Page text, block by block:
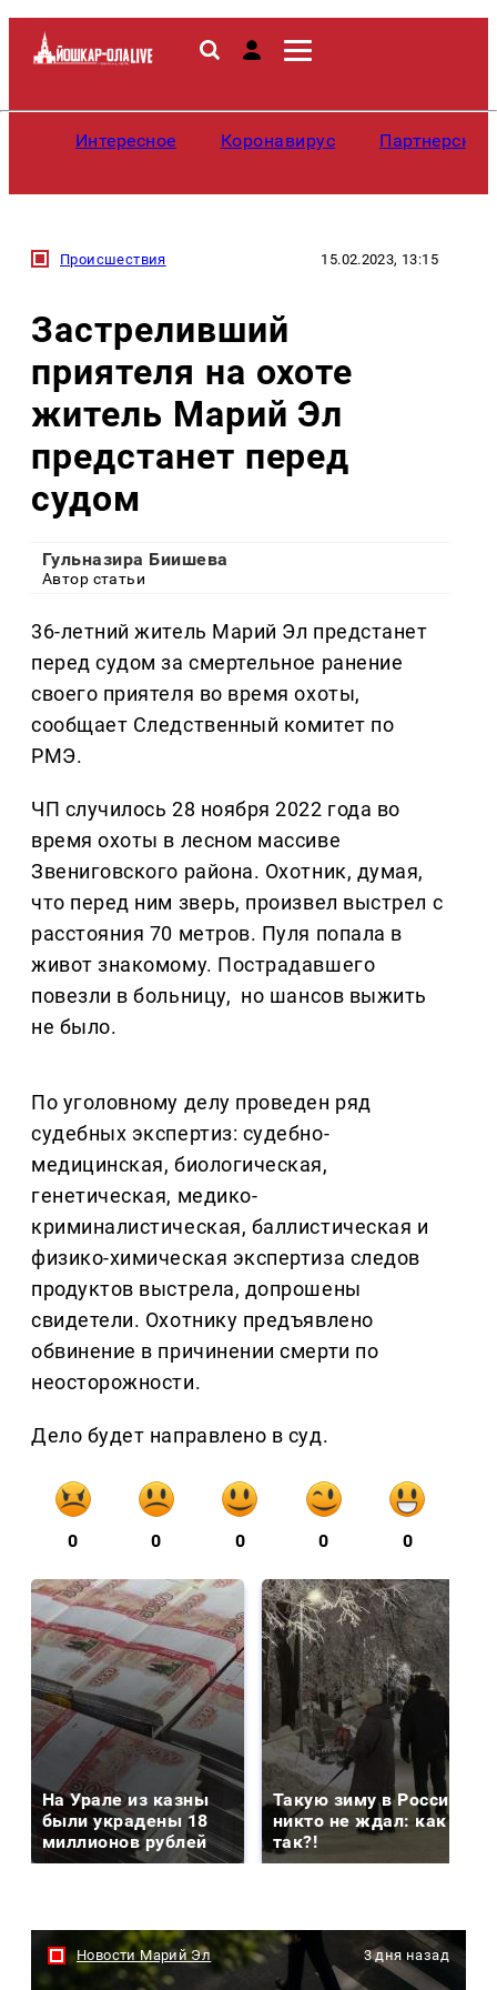
Интересное Коронавирус
Происшествия 15.02.2023, 13:15
Застреливший
приятеля на охоте
житель Марий Эл
предстанет перед
судом
Гульназира Биишева
Автор статьи
36-летний житель Марий Эл предстанет
перед судом за смертельное ранение
своего приятеля во время охоты,
сообщает Следственный комитет по
РМЭ.
ЧП случилось 28 ноября 2022 года во
время охоты в лесном массиве
Звениговского района. Охотник, думая,
что перед ним зверь, произвел выстрел с
расстояния 70 метров. Пуля попала в
живот знакомому. Пострадавшего
повезли в больницу, но шансов выжить
не было.
По уголовному делу проведен ряд
судебных экспертиз: судебно-
медицинская, биологическая,
генетическая, медико-
криминалистическая, баллистическая и
физико-химическая экспертиза следов
продуктов выстрела, допрошены
свидетели. Охотнику предъявлено
обвинение в причинении смерти по
неосторожности.
Дело будет направлено в суд.
0 0 0 0 0
На Урале из казны
были украдены 18
миллионов рублей
Такую зиму в России
никто не ждал: как
так?!
Новости Марий Эл 3 дня назад